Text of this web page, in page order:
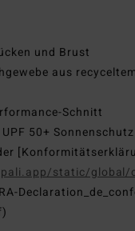
und Brust
aus
Schnitt
UPF 50+ Sonnenschutz
static/global/